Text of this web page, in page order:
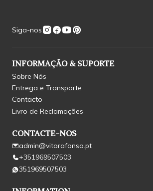
Siga-nos
INFORMAÇÃO & SUPORTE
Sobre Nós
Entrega e Transporte
Contacto
Livro de Reclamações
CONTACTE-NOS
admin@vitorafonso.pt
+351969507503
351969507503